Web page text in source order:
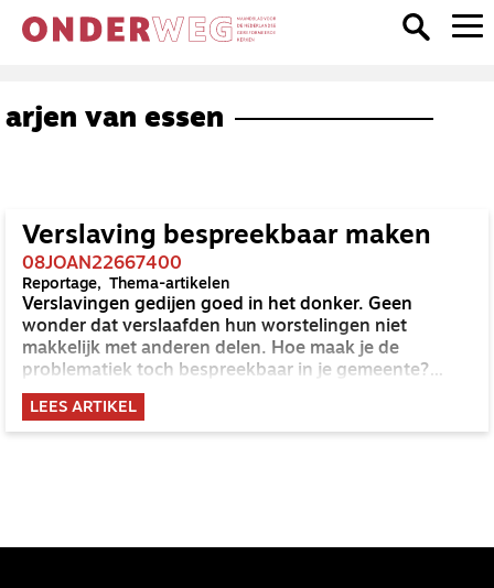
arjen van essen
Verslaving bespreekbaar maken
08JOAN22667400
Reportage Thema-artikelen
Verslavingen gedijen goed in het donker. Geen
wonder dat verslaafden hun worstelingen niet
makkelijk met anderen delen. Hoe maak je de
problematiek toch bespreekbaar in je gemeente?
Twee praktische voorbeelden.
LEES ARTIKEL